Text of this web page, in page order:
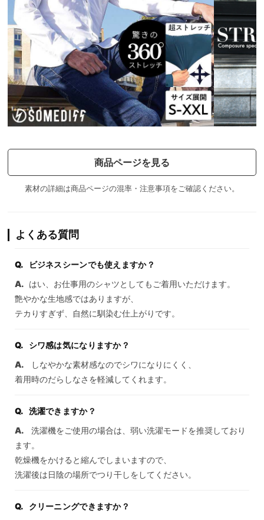
商品ページを見る
素材の詳細は商品ページの混率・注意事項をご確認ください。
よくある質問
ビジネスシーンでも使えますか？
はい、お仕事用のシャツとしてもご着用いただけます。
艶やかな生地感ではありますが、
テカりすぎず、自然に馴染む仕上がりです。
シワ感は気になりますか？
しなやかな素材感なのでシワになりにくく、
着用時のだらしなさを軽減してくれます。
洗濯できますか？
洗濯機をご使用の場合は、弱い洗濯モードを推奨しており
ます。
乾燥機をかけると縮んでしまいますので、
洗濯後は日陰の場所でつり干しをしてください。
クリーニングできますか？